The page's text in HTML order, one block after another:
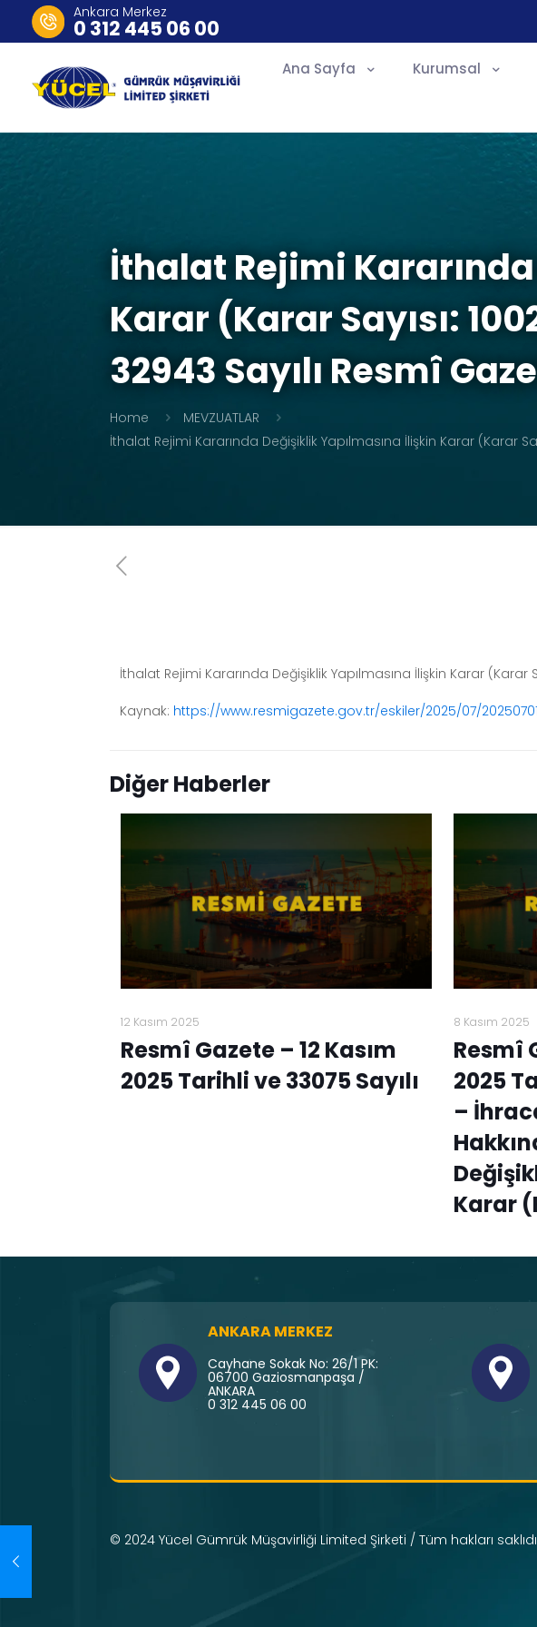
Ankara Merkez
0 312 445 06 00
Ana Sayfa Kurumsal
İthalat Rejimi
Karar (Karar Sayısı:
32943 Sayılı Resmî
Home
MEVZUATLAR
İthalat Rejimi Kararında Değişiklik Yapılmasına İlişkin Karar (Karar
İthalat Rejimi Kararında Değişiklik Yapılmasına İlişkin Karar (Karar
Kaynak: https://www.resmigazete.gov.tr/eskiler/2025/07/
Diğer Haberler
12 Kasım 2025
Resmî Gazete – 12 Kasım
2025 Tarihli ve 33075 Sayılı
8 Kasım 2025
Resmî
2025
–
Karar
ANKARA MERKEZ
Cayhane Sokak No: 26/1 PK:
06700 Gaziosmanpaşa /
ANKARA
0 312 445 06 00
© 2024 Yücel Gümrük Müşavirliği Limited Şirketi / Tüm hakları